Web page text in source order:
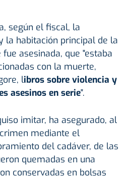
según el fiscal, la
la habitación principal de la
asesinada, que "estaba
con la muerte,
libros sobre violencia y
asesinos en serie".
imitar, ha asegurado, al
mediante el
del cadáver, de las
quemadas en una
conservadas en bolsas